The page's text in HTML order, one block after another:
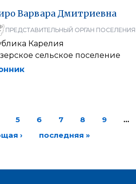
ВарвараДмитриевна
ПРЕДСТАВИТЕЛЬНЫЙ ОРГАН ПОСЕЛЕНИЯ
Карелия
сельское поселение
5 6 7 8 9
…
›
последняя »